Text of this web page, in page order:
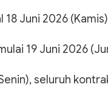
18 Juni 2026
19 Juni 2026
seluruh